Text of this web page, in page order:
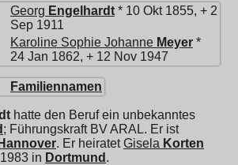
Georg Engelhardt * 10 Okt 1855, + 2
Sep 1911
Karoline Sophie Johanne Meyer *
24 Jan 1862, + 12 Nov 1947
Familiennamen
hatte den Beruf ein unbekanntes
; Führungskraft BV ARAL. Er ist
Hannover. Er heiratetGisela Korten
in Dortmund .